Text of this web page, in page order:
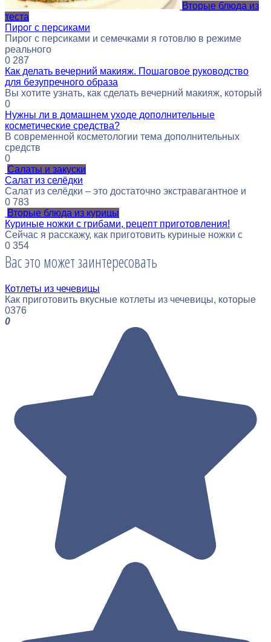
Вторые блюда из
теста
Пирог с персиками
Пирог с персиками и семечками я готовлю в режиме
реального
0 287
Как делать вечерний макияж. Пошаговое руководство
для безупречного образа
Вы хотите узнать, как сделать вечерний макияж, который
0
Нужны ли в домашнем уходе дополнительные
косметические средства?
В современной косметологии тема дополнительных
средств
0
Салаты и закуски
Салат из селёдки
Салат из селёдки – это достаточно экстравагантное и
0 783
Вторые блюда из курицы
Куриные ножки с грибами, рецепт приготовления!
Сейчас я расскажу, как приготовить куриные ножки с
0 354
Вас это может заинтересовать
Котлеты из чечевицы
Как приготовить вкусные котлеты из чечевицы, которые
0376
0